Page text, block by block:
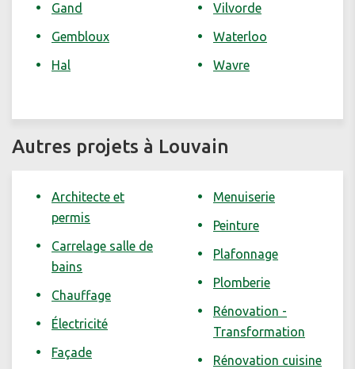
Gand
Gembloux
Hal
Vilvorde
Waterloo
Wavre
Autres projets à Louvain
Architecte et
permis
Carrelage salle de
bains
Chauffage
Électricité
Façade
Menuiserie
Peinture
Plafonnage
Plomberie
Rénovation -
Transformation
Rénovation cuisine